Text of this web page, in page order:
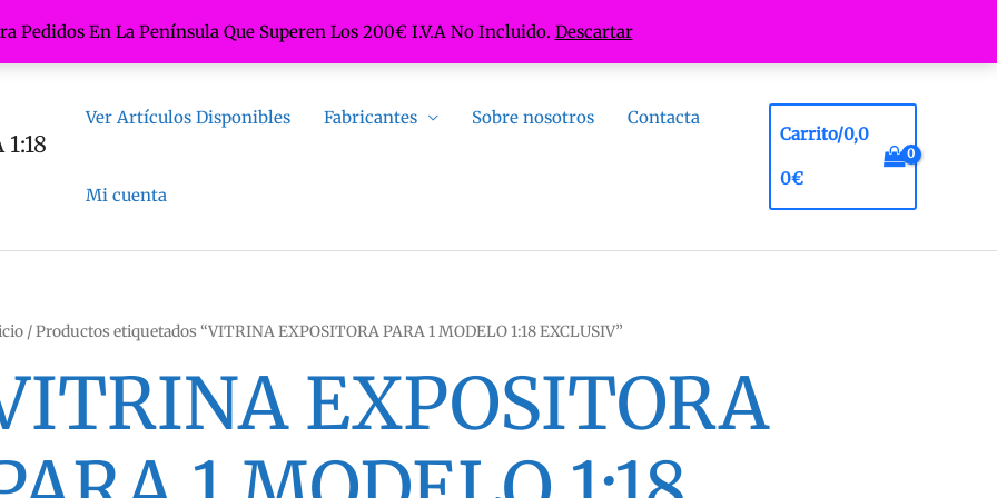
Pedidos En La Península Que Superen Los 200€ I.V.A No Incluido. Descartar
Ver Artículos Disponibles Fabricantes Sobre nosotros Contacta
Mi cuenta
Carrito/0,0
0€
/ Productos etiquetados “VITRINA EXPOSITORA PARA 1 MODELO 1:18 EXCLUSIV”
EXPOSITORA